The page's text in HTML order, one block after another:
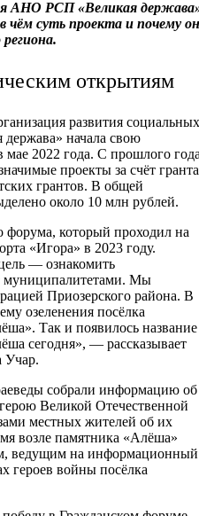
АНО РСП «Великая
чём суть проекта и почему он
открытиям
развития социальных
начала свою
мае 2022 года. С прошлого
проекты за счёт гранта
грантов. В общей
около 10 млн рублей.
форума, который проходил на
«Игора» в 2023 году.
— ознакомить
муниципалитетами. Мы
Приозерского района. В
озеленения посёлка
Так и появилось название
сегодня», — рассказывает
Учар.
собрали информацию об
Великой Отечественной
местных жителей об их
возле памятника «Алёша»
ведущим на информационный
героев войны посёлка